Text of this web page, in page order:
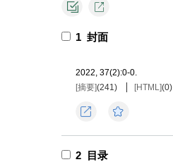
1 封面
2022, 37(2):0-0.
[摘要](241) [HTML](0)
2 目录